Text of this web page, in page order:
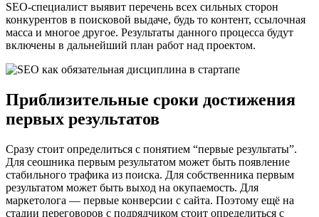
SEO-специалист выявит перечень всех сильных сторон
конкурентов в поисковой выдаче, будь то контент, ссылочная
масса и многое другое. Результаты данного процесса будут
включены в дальнейший план работ над проектом.
Приблизительные сроки достижения
первых результатов
Сразу стоит определиться с понятием “первые результаты”.
Для сеошника первым результатом может быть появление
стабильного трафика из поиска. Для собственника первым
результатом может быть выход на окупаемость. Для
маркетолога — первые конверсии с сайта. Поэтому ещё на
стадии переговоров с подрядчиком стоит определиться с